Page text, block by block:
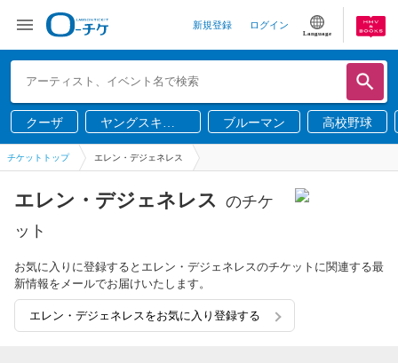
新規登録 ログイン
Language
クーザ
ヤングスキニ
ー
ブルーマン 高校野球
チケットトップ エレン・デジェネレス
エレン・デジェネレス のチケ
ット
お気に入りに登録するとエレン・デジェネレスのチケットに関連する最
新情報をメールでお届けいたします。
エレン・デジェネレスをお気に入り登録する